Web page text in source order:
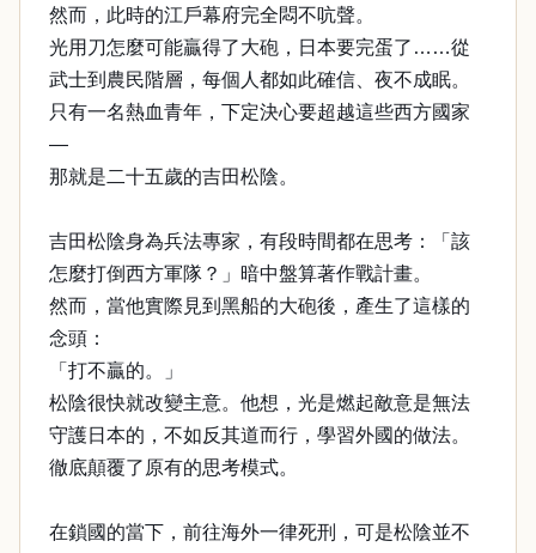
然而，此時的江戶幕府完全悶不吭聲。
光用刀怎麼可能贏得了大砲，日本要完蛋了……從
武士到農民階層，每個人都如此確信、夜不成眠。
只有一名熱血青年，下定決心要超越這些西方國家
—
那就是二十五歲的吉田松陰。
吉田松陰身為兵法專家，有段時間都在思考：「該
怎麼打倒西方軍隊？」暗中盤算著作戰計畫。
然而，當他實際見到黑船的大砲後，產生了這樣的
念頭：
「打不贏的。」
松陰很快就改變主意。他想，光是燃起敵意是無法
守護日本的，不如反其道而行，學習外國的做法。
徹底顛覆了原有的思考模式。
在鎖國的當下，前往海外一律死刑，可是松陰並不